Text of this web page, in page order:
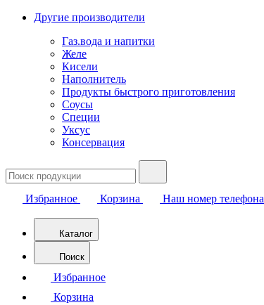
Другие производители
Газ.вода и напитки
Желе
Кисели
Наполнитель
Продукты быстрого приготовления
Соусы
Специи
Уксус
Консервация
Избранное Корзина Наш номер телефона
Каталог
Поиск
Избранное
Корзина